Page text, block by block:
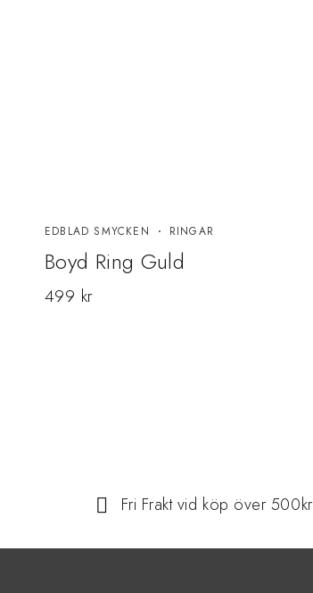
EDBLAD SMYCKEN RINGAR
Boyd Ring Guld
499 kr
Fri Frakt vid köp över 500kr